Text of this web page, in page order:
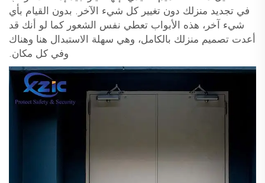
في تجديد منزلك دون تغيير كل شيء الآخر. بدون القيام بأي
شيء آخر، هذه الأبواب تعطي نفس الشعور كما لو أنك قد
أعدت تصميم منزلك بالكامل، وهي سهلة الاستبدال هنا وهناك
وفي كل مكان.